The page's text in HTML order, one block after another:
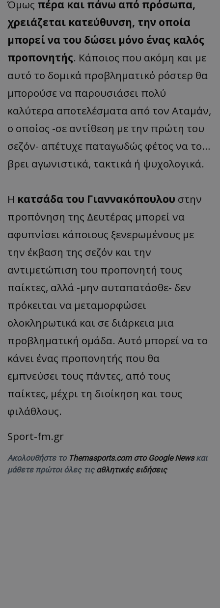
Όμως πέρα και πάνω από πρόσωπα,
χρειάζεται κατεύθυνση, την οποία
μπορεί να του δώσει μόνο ένας καλός
προπονητής. Κάποιος που ακόμη και με
αυτό το δομικά προβληματικό ρόστερ θα
μπορούσε να παρουσιάσει πολύ
καλύτερα αποτελέσματα από τον Αταμάν,
ο οποίος -σε αντίθεση με την πρώτη του
σεζόν- απέτυχε παταγωδώς φέτος να το…
βρει αγωνιστικά, τακτικά ή ψυχολογικά.
Η κατσάδα του Γιαννακόπουλου στην
προπόνηση της Δευτέρας μπορεί να
αφυπνίσει κάποιους ξενερωμένους με
την έκβαση της σεζόν και την
αντιμετώπιση του προπονητή τους
παίκτες, αλλά -μην αυταπατάσθε- δεν
πρόκειται να μεταμορφώσει
ολοκληρωτικά και σε διάρκεια μια
προβληματική ομάδα. Αυτό μπορεί να το
κάνει ένας προπονητής που θα
εμπνεύσει τους πάντες, από τους
παίκτες, μέχρι τη διοίκηση και τους
φιλάθλους.
Sport-fm.gr
Ακολουθήστε το Themasports.com στο Google Newsκαι
μάθετε πρώτοι όλες τις αθλητικές ειδήσεις